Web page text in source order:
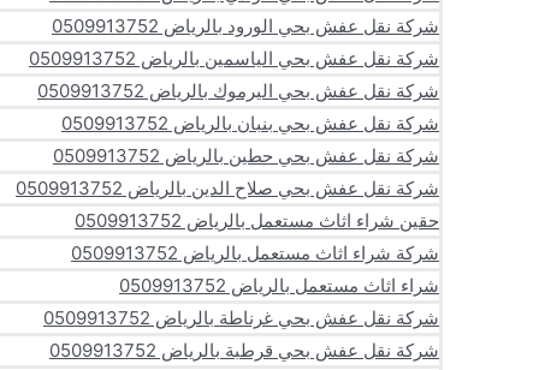
شركة نقل عفش بحي الورود بالرياض 0509913752
شركة نقل عفش بحي الياسمين بالرياض 0509913752
شركة نقل عفش بحي اليرموك بالرياض 0509913752
شركة نقل عفش بحي بنبان بالرياض 0509913752
شركة نقل عفش بحي حطين بالرياض 0509913752
شركة نقل عفش بحي صلاح الدين بالرياض 0509913752
حقين شراء اثاث مستعمل بالرياض 0509913752
شركة شراء اثاث مستعمل بالرياض 0509913752
شراء اثاث مستعمل بالرياض 0509913752
شركة نقل عفش بحي غرناطة بالرياض 0509913752
شركة نقل عفش بحي قرطبة بالرياض 0509913752